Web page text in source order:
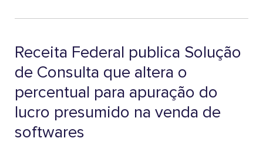
Receita Federal publica Solução
de Consulta que altera o
percentual para apuração do
lucro presumido na venda de
softwares